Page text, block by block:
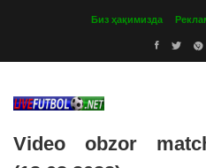
Биз ҳақимизда
Video obzor